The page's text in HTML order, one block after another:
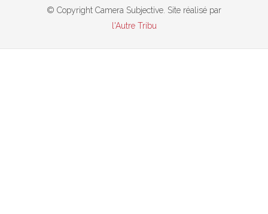
© Copyright Camera Subjective. Site réalisé par
l'Autre Tribu